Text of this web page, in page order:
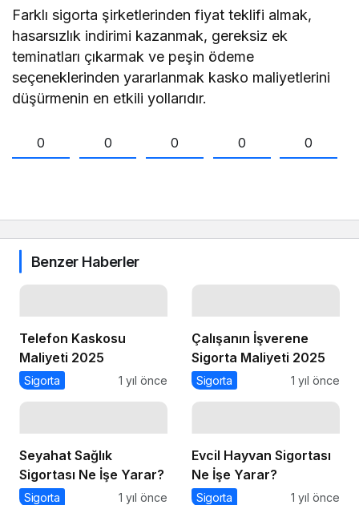
Farklı sigorta şirketlerinden fiyat teklifi almak,
hasarsızlık indirimi kazanmak, gereksiz ek
teminatları çıkarmak ve peşin ödeme
seçeneklerinden yararlanmak kasko maliyetlerini
düşürmenin en etkili yollarıdır.
0 0 0 0 0
Benzer Haberler
Telefon Kaskosu
Maliyeti 2025
Sigorta 1 yıl önce
Çalışanın İşverene
Sigorta Maliyeti 2025
Sigorta 1 yıl önce
Seyahat Sağlık
Sigortası Ne İşe Yarar?
Sigorta 1 yıl önce
Evcil Hayvan Sigortası
Ne İşe Yarar?
Sigorta 1 yıl önce